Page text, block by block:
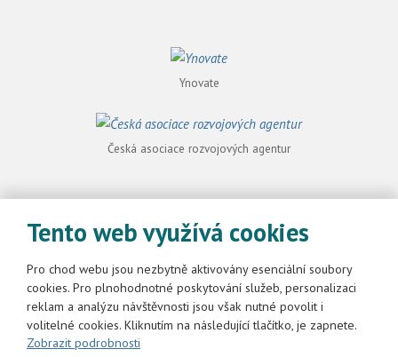
Ynovate
Česká asociace rozvojových agentur
2026, Regionální rozvojová agentura Pardubického kraje
Mapa stránek
Tento web využívá cookies
Pro chod webu jsou nezbytně aktivovány esenciální soubory
cookies. Pro plnohodnotné poskytování služeb, personalizaci
reklam a analýzu návštěvnosti jsou však nutné povolit i
volitelné cookies. Kliknutím na následující tlačítko, je zapnete.
Zobrazit podrobnosti